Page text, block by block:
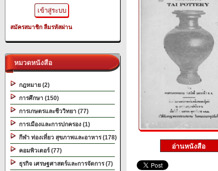
สมัครสมาชิก ลืมรหัสผ่าน
หมวดหนังสือ
กฎหมาย (2)
การศึกษา (150)
การเกษตรและชีววิทยา (77)
การเมืองและการปกครอง (1)
กีฬา ท่องเที่ยว สุขภาพและอาหาร (178)
คอมพิวเตอร์ (77)
ธุรกิจ เศรษฐศาสตร์และการจัดการ (7)